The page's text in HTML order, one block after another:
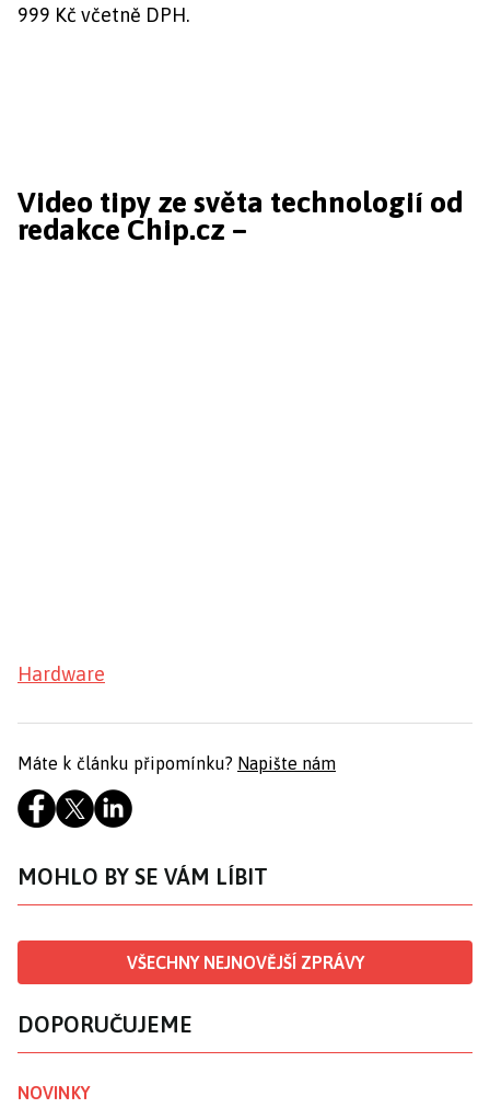
999 Kč včetně DPH.
Video tipy ze světa technologií od
redakce Chip.cz –
Hardware
Máte k článku připomínku? Napište nám
MOHLO BY SE VÁM LÍBIT
VŠECHNY NEJNOVĚJŠÍ ZPRÁVY
DOPORUČUJEME
NOVINKY